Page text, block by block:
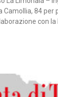
Camollia, 84 per
con